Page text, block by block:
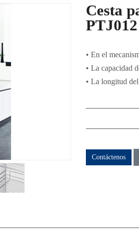
Cesta
PTJ012
• En el
• La capacidad
• La longitud
Contáctenos